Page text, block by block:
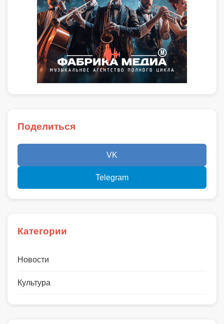
Поделиться
VK
Telegram
Категории
Новости
Культура